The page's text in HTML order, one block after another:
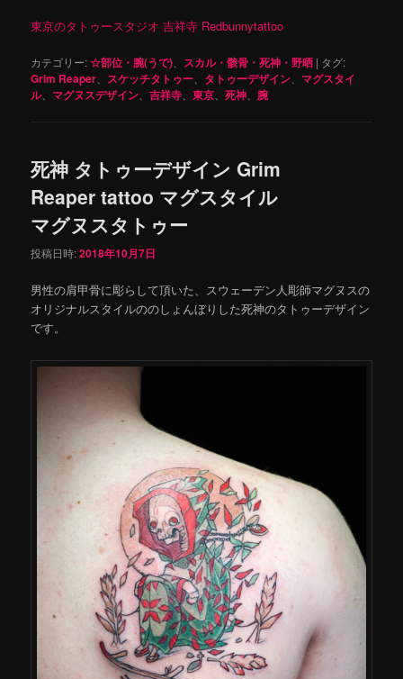
東京のタトゥースタジオ 吉祥寺 Redbunnytattoo
カテゴリー:☆部位・腕(うで) スカル・骸骨・死神・野晒 | タグ:
Grim Reaper スケッチタトゥー タトゥーデザイン
マグスタイ
ル、 マグヌスデザイン 、吉祥寺 、東京 、死神 腕
死神 タトゥーデザイン Grim
Reaper tattoo マグスタイル
マグヌスタトゥー
投稿日時:2018年10月7日
男性の肩甲骨に彫らして頂いた、スウェーデン人彫師マグヌスの
オリジナルスタイルののしょんぼりした死神のタトゥーデザイン
です。